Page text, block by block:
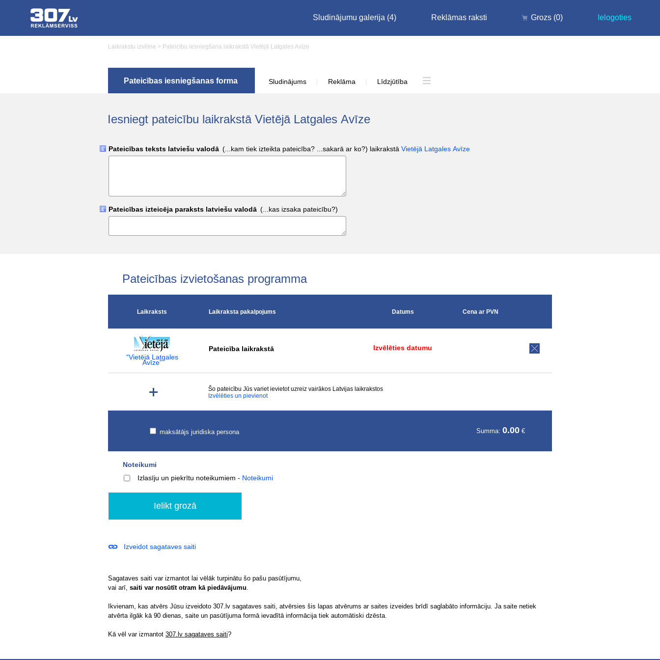
Sludinājumu galerija (4) Reklāmas raksti Grozs (0) Ielogoties
Laikrakstu izvēlne > Pateicību iesniegšana laikrakstā Vietējā Latgales Avīze
Pateicības iesniegšanas forma Sludinājums Reklāma Līdzjūtība
Iesniegt pateicību laikrakstā Vietējā Latgales Avīze
Pateicības teksts latviešu valodā (...kam tiek izteikta pateicība? ...sakarā ar ko?) laikrakstā Vietējā Latgales Avīze
Pateicības izteicēja paraksts latviešu valodā (...kas izsaka pateicību?)
Pateicības izvietošanas programma
Laikraksts Laikraksta pakalpojums Datums Cena ar PVN
“Vietējā Latgales
Avīze”
Pateicība laikrakstā Izvēlēties datumu
Šo pateicību Jūs variet ievietot uzreiz vairākos Latvijas laikrakstos
Izvēlēties un pievienot
maksātājs juridiska persona Summa: 0.00€
Noteikumi
Izlasīju un piekrītu noteikumiem - Noteikumi
Izveidot sagataves saiti
Sagataves saiti var izmantot lai vēlāk turpinātu šo pašu pasūtījumu,
vai arī, saiti var nosūtīt otram kā piedāvājumu
Ikvienam, kas atvērs Jūsu izveidoto 307.lv sagataves saiti, atvērsies šis lapas atvērums ar saites izveides brīdī saglabāto informāciju. Ja saite netiek
atvērta ilgāk kā 90 dienas, saite un pasūtījuma formā ievadītā informācija tiek automātiski dzēsta.
Kā vēl var izmantot 307.lv sagataves saiti?